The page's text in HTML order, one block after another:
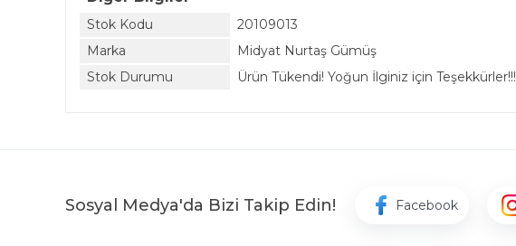
Stok Kodu
20109013
Marka
Midyat Nurtaş Gümüş
Stok Durumu
Ürün Tükendi! Yoğun İlginiz için Teşekkürler!!!
Sosyal Medya'da Bizi Takip Edin! Facebook